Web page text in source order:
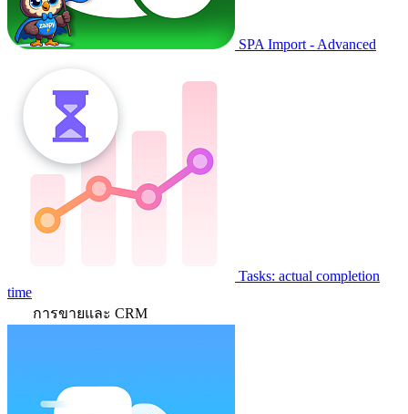
SPA Import - Advanced
Tasks: actual completion
time
การขายและ CRM